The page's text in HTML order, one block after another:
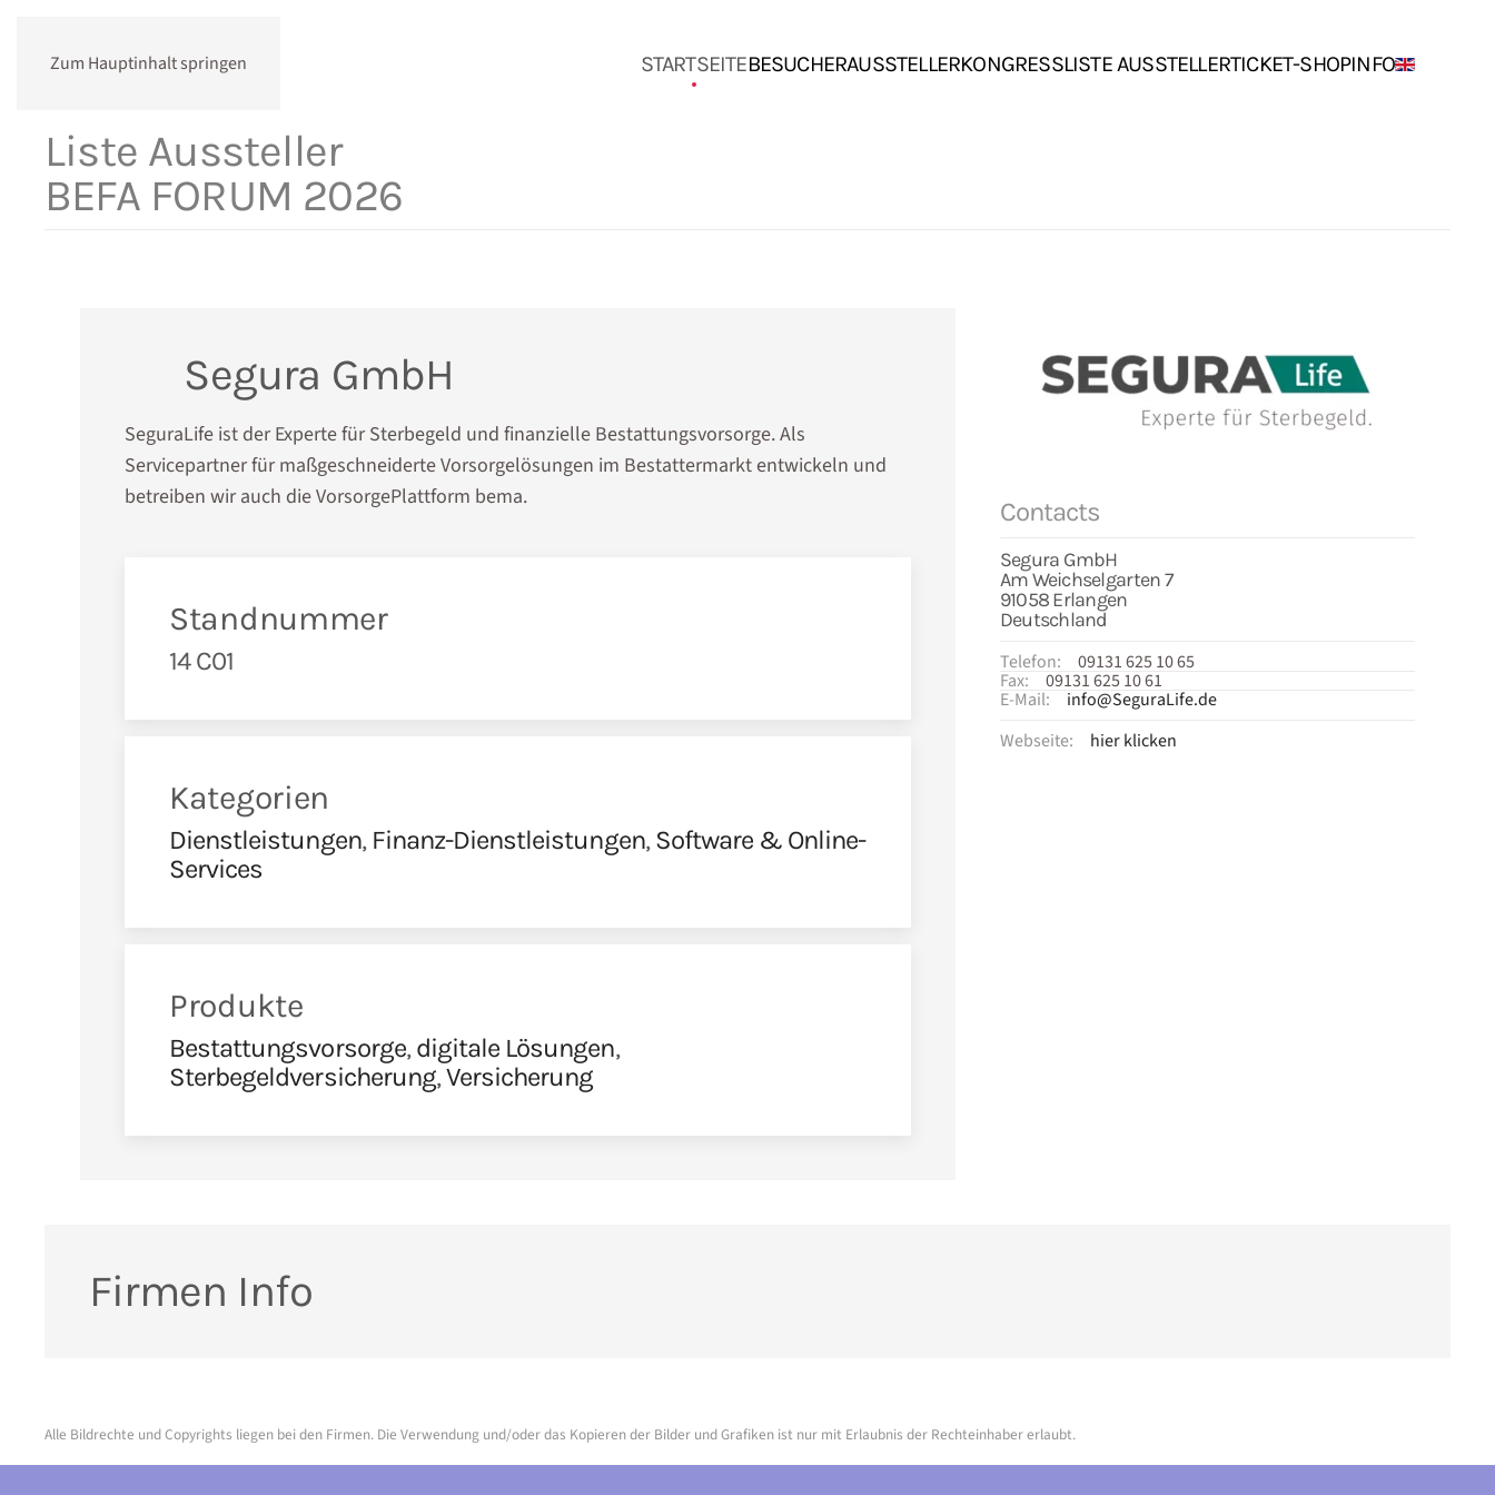
Zum Hauptinhalt springen STARTSEITEBESUCHERAUSSTELLERKONGRESSLISTE AUSSTELLERTICKET-SHOPINFO
Liste Aussteller
BEFA FORUM 2026
Segura GmbH
SeguraLife ist der Experte für Sterbegeld und finanzielle Bestattungsvorsorge. Als
Servicepartner für maßgeschneiderte Vorsorgelösungen im Bestattermarkt entwickeln und
betreiben wir auch die VorsorgePlattform bema.
Standnummer
14 C01
Kategorien
Dienstleistungen, Finanz-Dienstleistungen,Software & Online-
Services
Produkte
Bestattungsvorsorge,digitale Lösungen,
Sterbegeldversicherung,Versicherung
Contacts
Segura GmbH
Am Weichselgarten 7
91058 Erlangen
Deutschland
Telefon:
09131 625 10 65
Fax: 09131 625 10 61
E-Mail:
info@SeguraLife.de
Webseite:
hier klicken
Firmen Info
Alle Bildrechte und Copyrights liegen bei den Firmen. Die Verwendung und/oder das Kopieren der Bilder und Grafiken ist nur mit Erlaubnis der Rechteinhaber erlaubt.